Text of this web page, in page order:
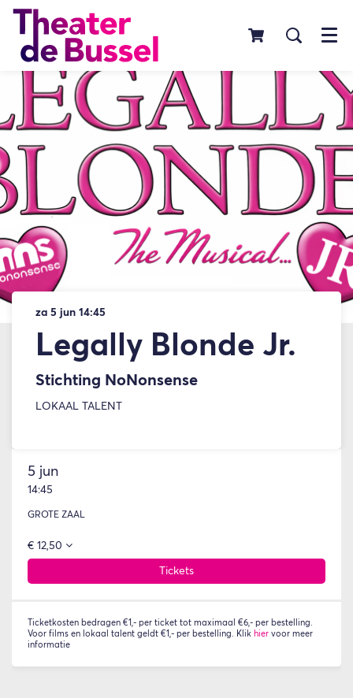
Menu
Legally Blonde Jr.
Stichting NoNonsense
za 5 jun 14:45
LOKAAL TALENT
5 jun
14:45
GROTE ZAAL
€ 12,50
Tickets
Ticketkosten bedragen €1,- per ticket tot maximaal €6,- per bestelling.
Voor films en lokaal talent geldt €1,- per bestelling. Klik hier voor meer
informatie